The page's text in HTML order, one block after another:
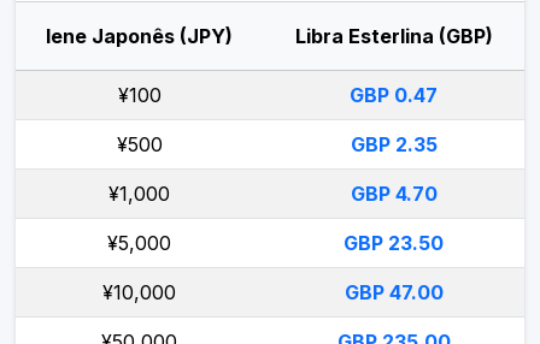
Iene Japonês (JPY) Libra Esterlina (GBP)
¥100 GBP 0.47
¥500 GBP 2.35
¥1,000 GBP 4.70
¥5,000 GBP 23.50
¥10,000 GBP 47.00